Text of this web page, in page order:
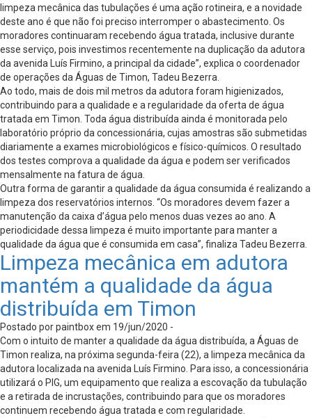
limpeza mecânica das tubulações é uma ação rotineira, e a novidade
deste ano é que não foi preciso interromper o abastecimento. Os
moradores continuaram recebendo água tratada, inclusive durante
esse serviço, pois investimos recentemente na duplicação da adutora
da avenida Luís Firmino, a principal da cidade”, explica o coordenador
de operações da Águas de Timon, Tadeu Bezerra.
Ao todo, mais de dois mil metros da adutora foram higienizados,
contribuindo para a qualidade e a regularidade da oferta de água
tratada em Timon. Toda água distribuída ainda é monitorada pelo
laboratório próprio da concessionária, cujas amostras são submetidas
diariamente a exames microbiológicos e físico-químicos. O resultado
dos testes comprova a qualidade da água e podem ser verificados
mensalmente na fatura de água.
Outra forma de garantir a qualidade da água consumida é realizando a
limpeza dos reservatórios internos. “Os moradores devem fazer a
manutenção da caixa d’água pelo menos duas vezes ao ano. A
periodicidade dessa limpeza é muito importante para manter a
qualidade da água que é consumida em casa”, finaliza Tadeu Bezerra.
Limpeza mecânica em adutora
mantém a qualidade da água
distribuída em Timon
Postado por paintbox em 19/jun/2020 -
Com o intuito de manter a qualidade da água distribuída, a Águas de
Timon realiza, na próxima segunda-feira (22), a limpeza mecânica da
adutora localizada na avenida Luís Firmino. Para isso, a concessionária
utilizará o PIG, um equipamento que realiza a escovação da tubulação
e a retirada de incrustações, contribuindo para que os moradores
continuem recebendo água tratada e com regularidade.